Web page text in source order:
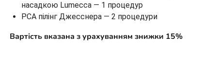
насадкою Lumecca — 1 процедур
PCA пілінг Джесснера — 2 процедури
Вартість вказана з урахуванням знижки 15%